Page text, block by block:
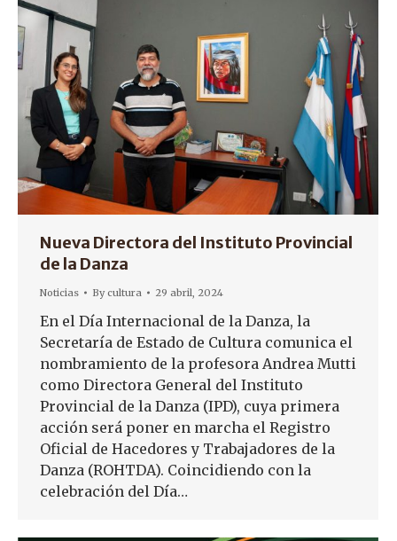
Nueva Directora del Instituto Provincial
de la Danza
Noticias Bycultura 29 abril, 2024
En el Día Internacional de la Danza, la
Secretaría de Estado de Cultura comunica el
nombramiento de la profesora Andrea Mutti
como Directora General del Instituto
Provincial de la Danza (IPD), cuya primera
acción será poner en marcha el Registro
Oficial de Hacedores y Trabajadores de la
Danza (ROHTDA). Coincidiendo con la
celebración del Día…